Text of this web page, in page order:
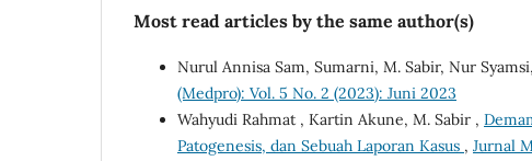
Most read articles by the same author(s)
Nurul Annisa Sam, Sumarni, M. Sabir, Nur Syamsi,
(Medpro): Vol. 5 No. 2 (2023): Juni 2023
Wahyudi Rahmat , Kartin Akune, M. Sabir ,
Patogenesis, dan Sebuah Laporan Kasus , Jurnal